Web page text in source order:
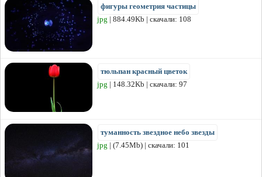
фигуры геометрия частицы
jpg | 884.49Kb | скачали: 108
тюльпан красный цветок
jpg | 148.32Kb | скачали: 97
туманность звездное небо звезды
jpg | (7.45Mb) | скачали: 101